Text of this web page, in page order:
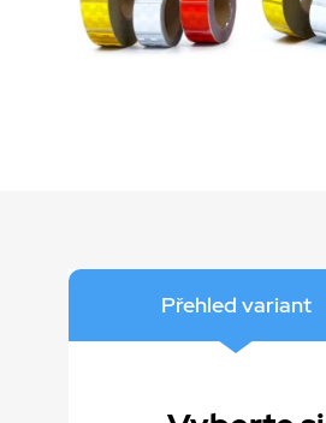
Přehled variant